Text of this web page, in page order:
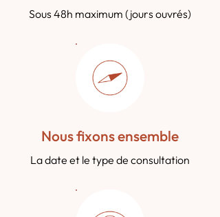
Sous 48h maximum (jours ouvrés)
Nous fixons ensemble
La date et le type de consultation